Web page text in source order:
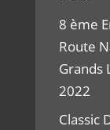
8 ème
Route
Grands
2022
Classic